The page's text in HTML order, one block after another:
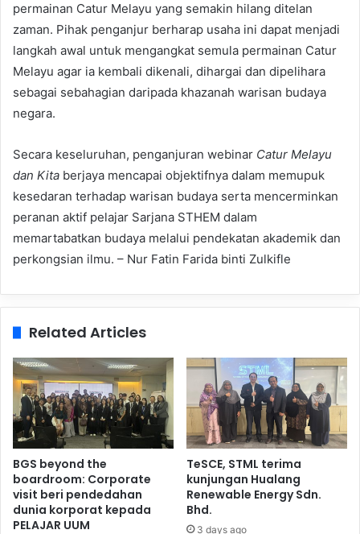
permainan Catur Melayu yang semakin hilang ditelan
zaman. Pihak penganjur berharap usaha ini dapat menjadi
langkah awal untuk mengangkat semula permainan Catur
Melayu agar ia kembali dikenali, dihargai dan dipelihara
sebagai sebahagian daripada khazanah warisan budaya
negara.
Secara keseluruhan, penganjuran webinar Catur Melayu
dan Kita berjaya mencapai objektifnya dalam memupuk
kesedaran terhadap warisan budaya serta mencerminkan
peranan aktif pelajar Sarjana STHEM dalam
memartabatkan budaya melalui pendekatan akademik dan
perkongsian ilmu. – Nur Fatin Farida binti Zulkifle
Related Articles
BGS beyond the
boardroom: Corporate
visit beri pendedahan
dunia korporat kepada
PELAJAR UUM
TeSCE, STML terima
kunjungan Hualang
Renewable Energy Sdn.
Bhd.
3 days ago